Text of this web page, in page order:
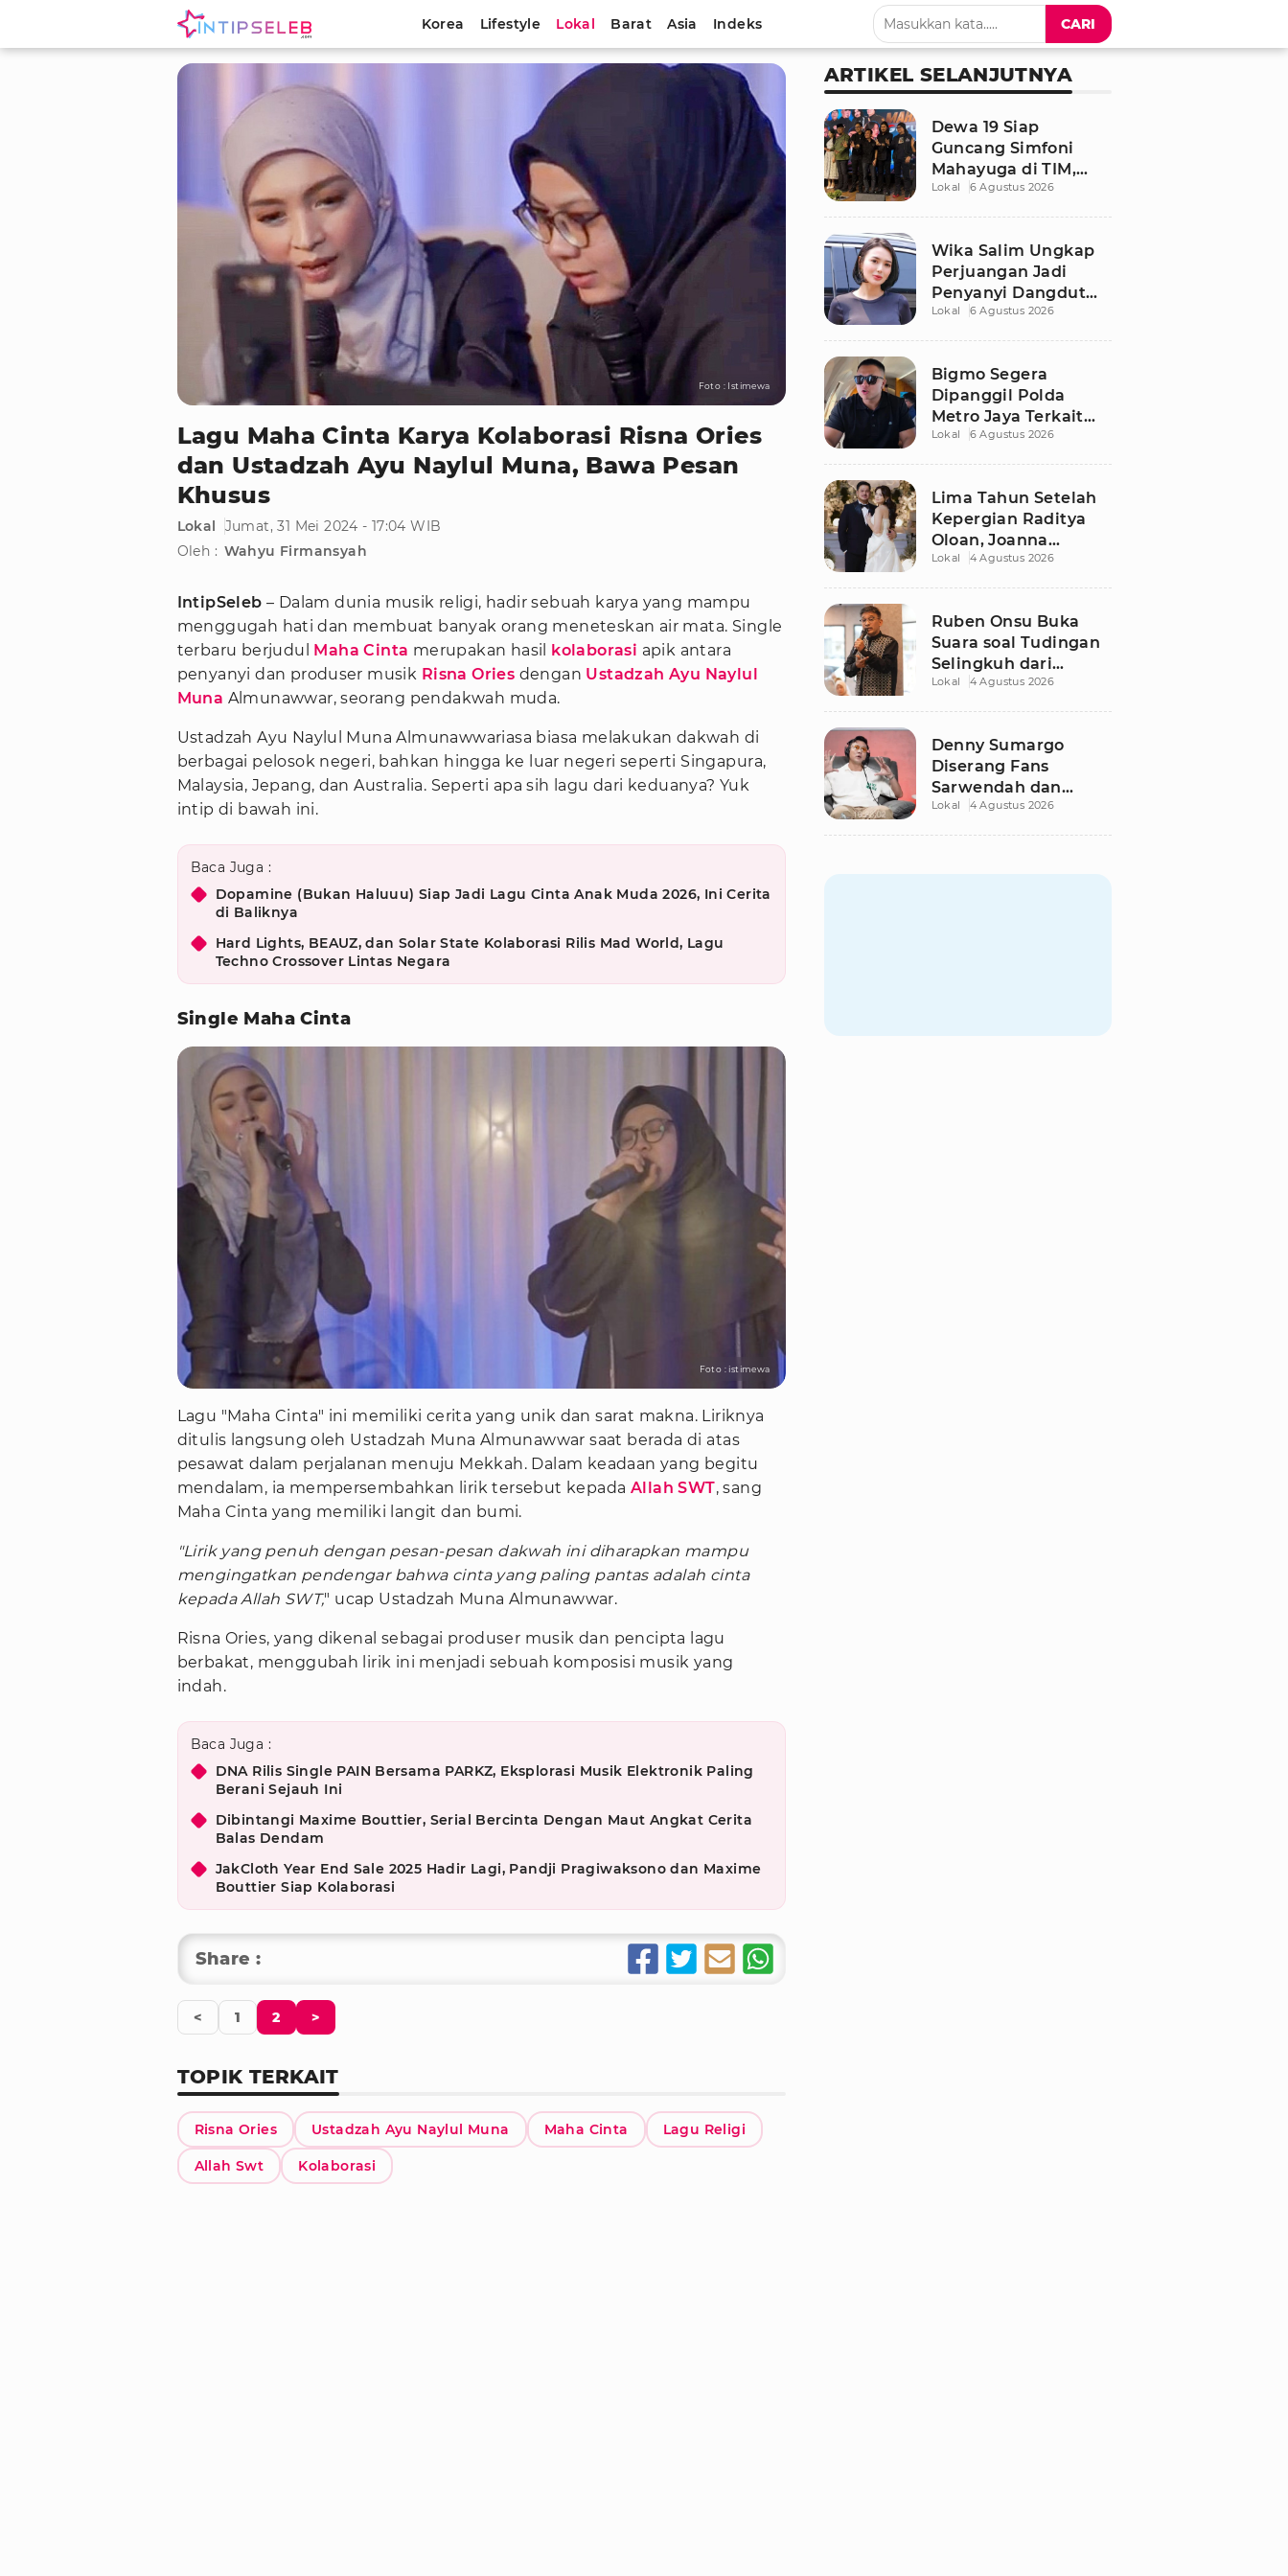
Korea Lifestyle Lokal Barat Asia Indeks CARI
Foto : Istimewa
Lagu Maha Cinta Karya Kolaborasi Risna Ories
dan Ustadzah Ayu Naylul Muna, Bawa Pesan
Khusus
Lokal
Jumat, 31 Mei 2024 - 17:04 WIB
Oleh : Wahyu Firmansyah
IntipSeleb – Dalam dunia musik religi, hadir sebuah karya yang mampu
menggugah hati dan membuat banyak orang meneteskan air mata. Single
terbaru berjudul
Maha Cinta merupakan hasil kolaborasi apik antara
penyanyi dan produser musik Risna Ories dengan Ustadzah Ayu Naylul
Muna Almunawwar, seorang pendakwah muda.
Ustadzah Ayu Naylul Muna Almunawwariasa biasa melakukan dakwah di
berbagai pelosok negeri, bahkan hingga ke luar negeri seperti Singapura,
Malaysia, Jepang, dan Australia. Seperti apa sih lagu dari keduanya? Yuk
intip di bawah ini.
Baca Juga :
Dopamine (Bukan Haluuu) Siap Jadi Lagu Cinta Anak Muda 2026, Ini Cerita
di Baliknya
Hard Lights, BEAUZ, dan Solar State Kolaborasi Rilis Mad World, Lagu
Techno Crossover Lintas Negara
Single Maha Cinta
Foto : istimewa
Lagu "Maha Cinta" ini memiliki cerita yang unik dan sarat makna. Liriknya
ditulis langsung oleh Ustadzah Muna Almunawwar saat berada di atas
pesawat dalam perjalanan menuju Mekkah. Dalam keadaan yang begitu
mendalam, ia mempersembahkan lirik tersebut kepada Allah SWT, sang
Maha Cinta yang memiliki langit dan bumi.
"Lirik yang penuh dengan pesan-pesan dakwah ini diharapkan mampu
mengingatkan pendengar bahwa cinta yang paling pantas adalah cinta
kepada Allah SWT," ucap Ustadzah Muna Almunawwar.
Risna Ories, yang dikenal sebagai produser musik dan pencipta lagu
berbakat, menggubah lirik ini menjadi sebuah komposisi musik yang
indah.
Baca Juga :
DNA Rilis Single PAIN Bersama PARKZ, Eksplorasi Musik Elektronik Paling
Berani Sejauh Ini
Dibintangi Maxime Bouttier, Serial Bercinta Dengan Maut Angkat Cerita
Balas Dendam
JakCloth Year End Sale 2025 Hadir Lagi, Pandji Pragiwaksono dan Maxime
Bouttier Siap Kolaborasi
Share :
< 1 2 >
TOPIK TERKAIT
Risna Ories Ustadzah Ayu Naylul Muna Maha Cinta Lagu Religi
Allah Swt Kolaborasi
ARTIKEL SELANJUTNYA
Dewa 19 Siap
Guncang Simfoni
Mahayuga di TIM,
Bawakan Lagu
Lokal 6 Agustus 2026
Wika Salim Ungkap
Perjuangan Jadi
Penyanyi Dangdut
Sejak SMP, Pernah
Lokal 6 Agustus 2026
Bigmo Segera
Dipanggil Polda
Metro Jaya Terkait
Dugaan Libatkan
Lokal 6 Agustus 2026
Lima Tahun Setelah
Kepergian Raditya
Oloan, Joanna
Alexandra Kembali
Lokal 4 Agustus 2026
Ruben Onsu Buka
Suara soal Tudingan
Selingkuh dari
Sarwendah
Lokal 4 Agustus 2026
Denny Sumargo
Diserang Fans
Sarwendah dan
Ruben Onsu Usai
Lokal 4 Agustus 2026